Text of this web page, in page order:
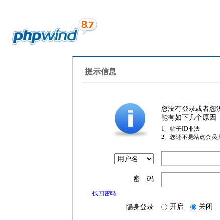
提示信息
您没有登录或者您
能有如下几个原因
1、帖子ID非法
2、您还不是站点会员
密 码
找回密码
隐身登录 开启 关闭